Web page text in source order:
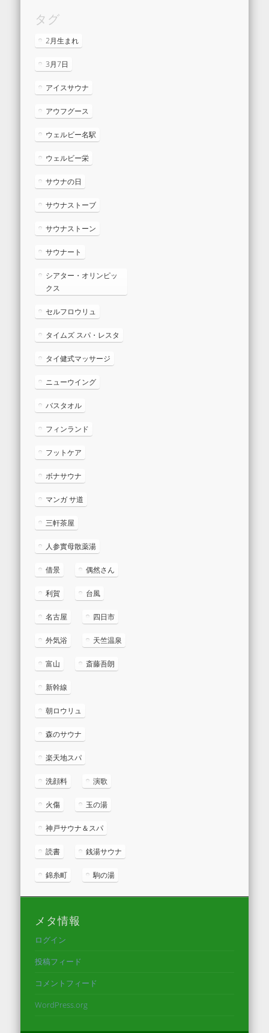
タグ
2月生まれ
3月7日
アイスサウナ
アウフグース
ウェルビー名駅
ウェルビー栄
サウナの日
サウナストーブ
サウナストーン
サウナート
シアター・オリンピッ
クス
セルフロウリュ
タイムズ スパ・レスタ
タイ健式マッサージ
ニューウイング
バスタオル
フィンランド
フットケア
ボナサウナ
マンガ サ道
三軒茶屋
人参實母散薬湯
借景 偶然さん
利賀 台風
名古屋 四日市
外気浴 天竺温泉
富山 斎藤吾朗
新幹線
朝ロウリュ
森のサウナ
楽天地スパ
洗顔料 演歌
火傷 玉の湯
神戸サウナ＆スパ
読書 銭湯サウナ
錦糸町 駒の湯
メタ情報
ログイン
投稿フィード
コメントフィード
WordPress.org